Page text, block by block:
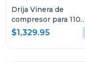
Drija Vinera de
compresor para 110
botellas dolce 110
$1,329.95